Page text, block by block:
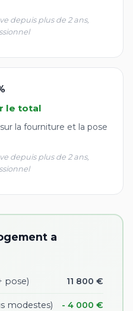
depuis plus de 2 ans,
le total
la fourniture et la pose
depuis plus de 2 ans,
a
pose) 11 800 €
modestes) - 4 000 €